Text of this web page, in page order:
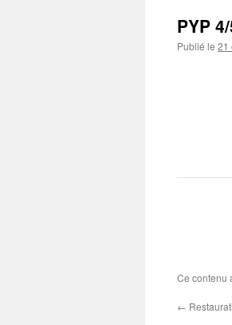
PYP
Publié le 21
Ce contenu
←